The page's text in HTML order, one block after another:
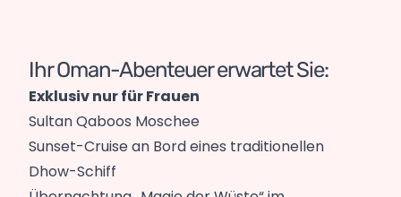
Ihr Oman-Abenteuer erwartet Sie:
Exklusiv nur für Frauen
Sultan Qaboos Moschee
Sunset-Cruise an Bord eines traditionellen
Dhow-Schiff